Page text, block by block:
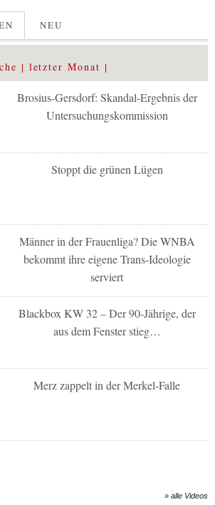
NEU
letzter Monat
Brosius-Gersdorf: Skandal-Ergebnis der
Untersuchungskommission
Stoppt die grünen Lügen
Männer in der Frauenliga? Die WNBA
bekommt ihre eigene Trans-Ideologie
serviert
Blackbox KW 32 – Der 90-Jährige, der
aus dem Fenster stieg…
Merz zappelt in der Merkel-Falle
» alle Videos